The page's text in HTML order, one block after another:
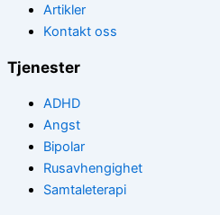
Artikler
Kontakt oss
Tjenester
ADHD
Angst
Bipolar
Rusavhengighet
Samtaleterapi